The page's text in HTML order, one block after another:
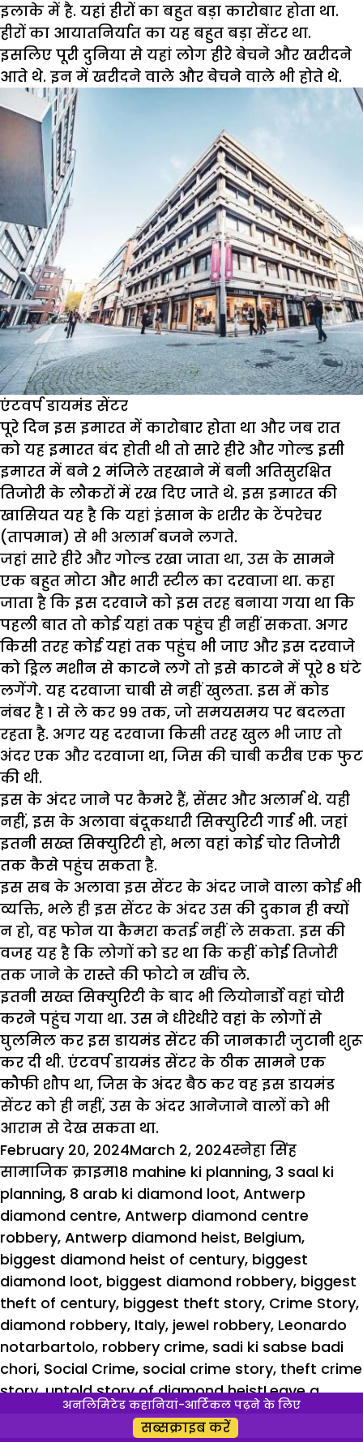
इलाके में है. यहां हीरों का बहुत बड़ा कारोबार होता था.
हीरों का आयातनिर्यात का यह बहुत बड़ा सेंटर था.
इसलिए पूरी दुनिया से यहां लोग हीरे बेचने और खरीदने
आते थे. इन में खरीदने वाले और बेचने वाले भी होते थे.
एंटवर्प डायमंड सेंटर
पूरे दिन इस इमारत में कारोबार होता था और जब रात
को यह इमारत बंद होती थी तो सारे हीरे और गोल्ड इसी
इमारत में बने 2 मंजिले तहखाने में बनी अतिसुरक्षित
तिजोरी के लौकरों में रख दिए जाते थे. इस इमारत की
खासियत यह है कि यहां इंसान के शरीर के टेंपरेचर
(तापमान) से भी अलार्म बजने लगते.
जहां सारे हीरे और गोल्ड रखा जाता था, उस के सामने
एक बहुत मोटा और भारी स्टील का दरवाजा था. कहा
जाता है कि इस दरवाजे को इस तरह बनाया गया था कि
पहली बात तो कोई यहां तक पहुंच ही नहीं सकता. अगर
किसी तरह कोई यहां तक पहुंच भी जाए और इस दरवाजे
को ड्रिल मशीन से काटने लगे तो इसे काटने में पूरे 8 घंटे
लगेंगे. यह दरवाजा चाबी से नहीं खुलता. इस में कोड
नंबर है 1 से ले कर 99 तक, जो समयसमय पर बदलता
रहता है. अगर यह दरवाजा किसी तरह खुल भी जाए तो
अंदर एक और दरवाजा था, जिस की चाबी करीब एक फुट
की थी.
इस के अंदर जाने पर कैमरे हैं, सेंसर और अलार्म थे. यही
नहीं, इस के अलावा बंदूकधारी सिक्युरिटी गार्ड भी. जहां
इतनी सख्त सिक्युरिटी हो, भला वहां कोई चोर तिजोरी
तक कैसे पहुंच सकता है.
इस सब के अलावा इस सेंटर के अंदर जाने वाला कोई भी
व्यक्ति, भले ही इस सेंटर के अंदर उस की दुकान ही क्यों
न हो, वह फोन या कैमरा कतई नहीं ले सकता. इस की
वजह यह है कि लोगों को डर था कि कहीं कोई तिजोरी
तक जाने के रास्ते की फोटो न खींच ले.
इतनी सख्त सिक्युरिटी के बाद भी लियोनार्डो वहां चोरी
करने पहुंच गया था. उस ने धीरेधीरे वहां के लोगों से
घुलमिल कर इस डायमंड सेंटर की जानकारी जुटानी शुरू
कर दी थी. एंटवर्प डायमंड सेंटर के ठीक सामने एक
कौफी शौप था, जिस के अंदर बैठ कर वह इस डायमंड
सेंटर को ही नहीं, उस के अंदर आनेजाने वालों को भी
आराम से देख सकता था.
Posted
on
February 20, 2024March 2, 2024Author
स्नेहा सिंह
सामाजिक क्राइमTags
18 mahine ki planning, 3 saal ki
planning, 8 arab ki diamond loot, Antwerp
diamond centre, Antwerp diamond centre
robbery, Antwerp diamond heist, Belgium,
biggest diamond heist of century, biggest
diamond loot, biggest diamond robbery, biggest
theft of century, biggest theft story, Crime Story,
diamond robbery, Italy, jewel robbery, Leonardo
notarbartolo, robbery crime, sadi ki sabse badi
chori, Social Crime, social crime story, theft crime
story,untold story of diamond heistLeave a
commentअनलिमिटेड कहानियां-आर्टिकल पढ़ने के लिए
सब्सक्राइब करें